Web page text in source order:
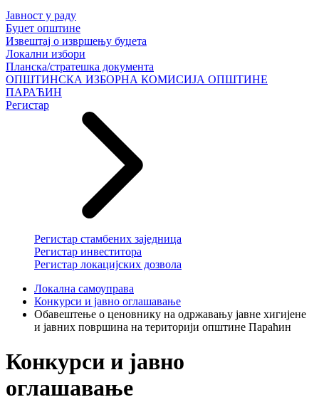
Јавност у раду
Буџет општине
Извештај о извршењу буџета
Локални избори
Планска/стратешка документа
ОПШТИНСКА ИЗБОРНА КОМИСИЈА ОПШТИНЕ
ПАРАЋИН
Регистар
Регистар стамбених заједница
Регистар инвеститора
Регистар локацијских дозвола
Локална самоуправа
Конкурси и јавно оглашавање
Обавештење о ценовнику на одржавању јавне хигијене
и јавних површина на територији општине Параћин
Конкурси и јавно
оглашавање